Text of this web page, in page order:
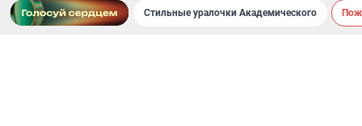
Стильные уралочки Академического